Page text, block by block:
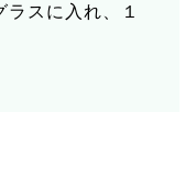
スに入れ、１